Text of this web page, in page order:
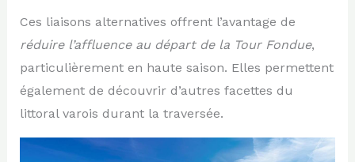
Ces liaisons alternatives offrent l’avantage de
réduire l’affluence au départ de la Tour Fondue,
particulièrement en haute saison. Elles permettent
également de découvrir d’autres facettes du
littoral varois durant la traversée.